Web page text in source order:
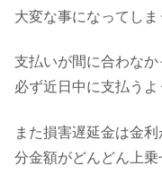
大変な事になってしま
支払いが間に合わなか
必ず近日中に支払うよ
また損害遅延金は金
分金額がどんどん上乗